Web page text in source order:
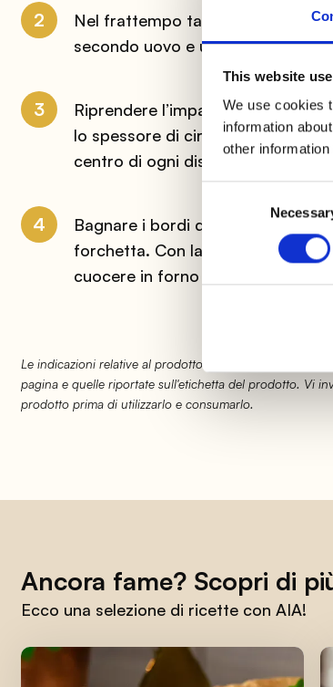
This website
We use cookies
information
other
2
Nel frattempo tagliare a cubetti
secondo uovo e un pizzico di
3
Riprendere l’impasto e stenderlo
lo spessore di circa un
centro di ogni disco un po’ di
4
Bagnare i bordi dei dischi con un
forchetta. Con la punta di un
cuocere in forno a 200° per circa
Le indicazioni relative al prodotto potrebbero subire
pagina e quelle riportate sull'etichetta del prodotto. Vi
prodotto prima di utilizzarlo e consumarlo.
Ancora fame? Scopri di
Ecco una selezione di ricette con AIA!